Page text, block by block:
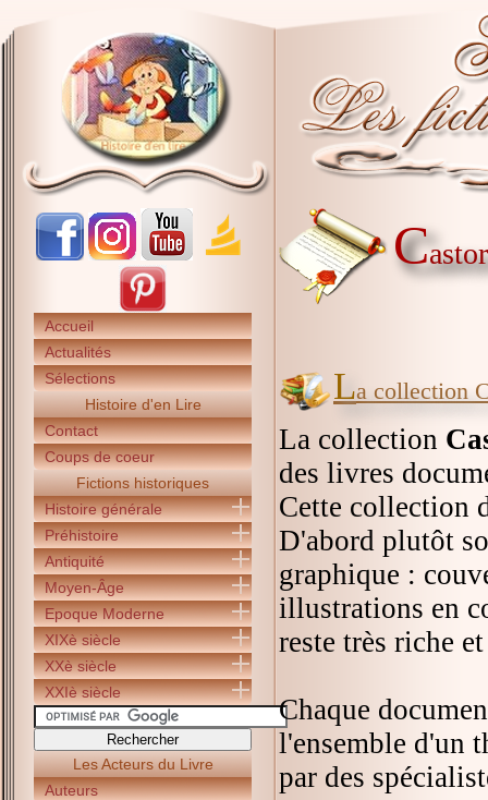
Accueil
Actualités
Sélections
Histoire d'en Lire
Contact
Coups de coeur
Fictions historiques
Histoire générale
Préhistoire
Antiquité
Moyen-Âge
Epoque Moderne
XIXè siècle
XXè siècle
XXIè siècle
Les Acteurs du Livre
Auteurs
C
La collection
La collection
des livres
Cette collection
D'abord plutôt
graphique :
illustrations en
reste très riche
Chaque
l'ensemble d'un
par des